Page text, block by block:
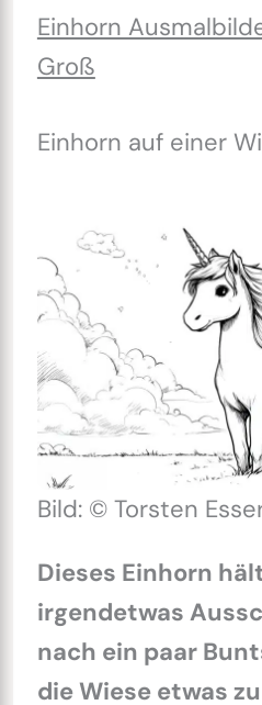
Einhorn
Groß
Einhorn auf einer
Bild: © Torsten
Dieses Einhorn
irgendetwas
nach ein paar
die Wiese etwas